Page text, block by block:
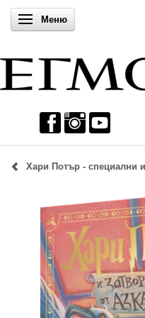
Включи навигацията
Меню
Хари Потър - специални